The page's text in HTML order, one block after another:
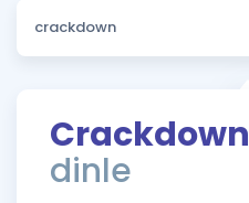
ÖSYM Sınav Takvimi
Kampanyalar
Crackdown
dinle